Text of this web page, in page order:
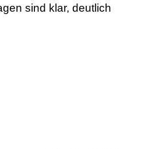
sind klar, deutlich